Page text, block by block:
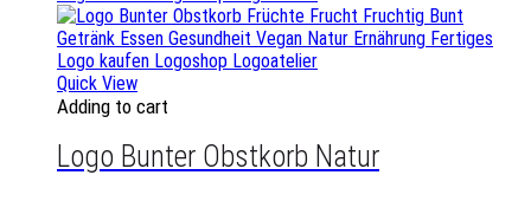
Quick View
Adding to cart
Logo Bunter Obstkorb Natur